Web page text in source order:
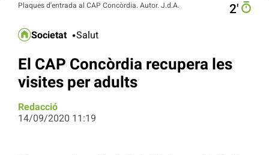
Plaques d'entrada al CAP Concòrdia. Autor. J.d.A. 2′
Societat Salut
El CAP Concòrdia recupera les
visites per adults
Redacció
14/09/2020 11:19